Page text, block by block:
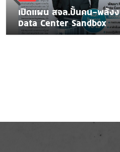
เปิดแผน สจล.ปั้นคน-พลัง
Data Center Sandbox